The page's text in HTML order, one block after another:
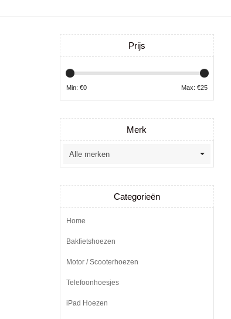
Prijs
Min: €0 Max: €25
Merk
Categorieën
Home
Bakfietshoezen
Motor / Scooterhoezen
Telefoonhoesjes
iPad Hoezen